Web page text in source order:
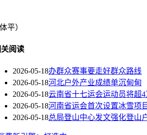
）
阅读
2026-05-18办群众赛事要走好群众路线
2026-05-18河北户外产业成绩单沉甸甸
2026-05-18云南省十七运会运动员将超4
2026-05-18河南省运会首次设置冰雪项
2026-05-18总局登山中心发文强化登山